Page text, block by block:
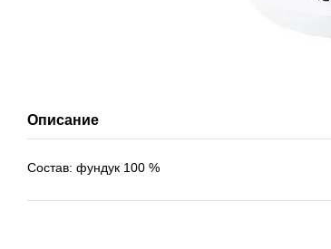
Описание
Состав: фундук 100 %